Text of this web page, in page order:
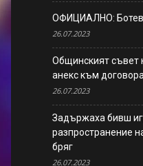
ОФИЦИАЛНО: Ботев
26.07.2023
Общинският съвет
анекс към
26.07.2023
Задържаха бивш
разпространение
бряг
26.07.2023